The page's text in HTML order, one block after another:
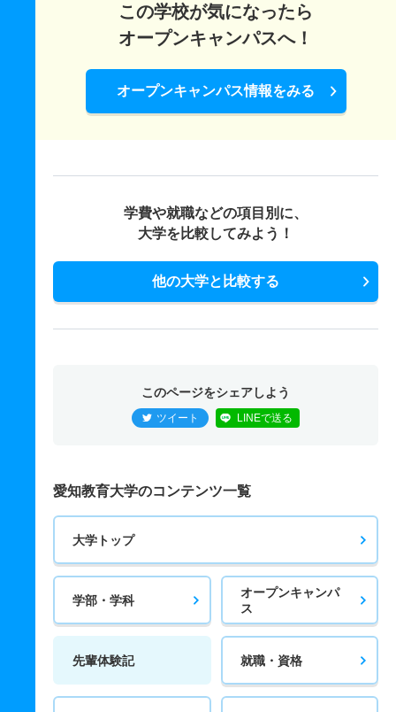
この学校が気になったら
オープンキャンパスへ！
オープンキャンパス情報をみる
学費や就職などの項目別に、
大学を比較してみよう！
他の大学と比較する
このページをシェアしよう
ツイート LINEで送る
愛知教育大学のコンテンツ一覧
大学トップ
学部・学科
オープンキャンパ
ス
先輩体験記 就職・資格